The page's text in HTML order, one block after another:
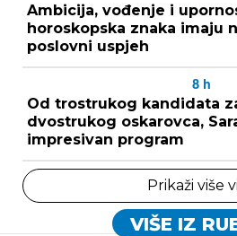
Ambicija, vođenje i
horoskopska znaka imaju
poslovni uspjeh
8 h
Od trostrukog kandidata
dvostrukog oskarovca,
impresivan program
Prikaži više
VIŠE IZ